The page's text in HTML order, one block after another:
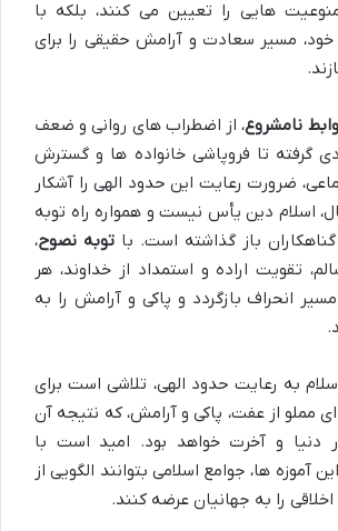
هایی را تعیین می کنند، بلکه با
مسیر سعادت و آرامش حقیقی را برای
نامشروع، از اضطراب های روانی و ضعف
گرفته تا فروپاشی خانواده ها و گسترش
ضرورت رعایت این حدود الهی را آشکار
اسلام دین یأس نیست و همواره راه توبه
باز گذاشته است. با توبه نصوح،
تقویت اراده و استمداد از خداوند، هر
انحراف بازگردد و پاکی و آرامش را به
به رعایت حدود الهی، تلاشی است برای
مملو از عفت، پاکی و آرامش، که نتیجه آن
دنیا و آخرت خواهد بود. امید است با
ها، جوامع اسلامی بتوانند الگویی از
را به جهانیان عرضه کنند.